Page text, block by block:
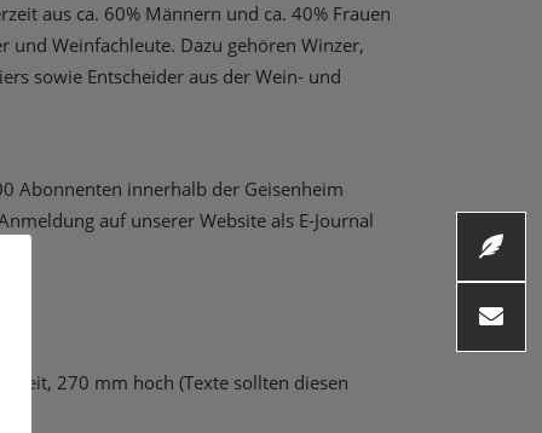
aus ca. 60% Männern und ca. 40% Frauen
und Weinfachleute. Dazu gehören Winzer,
sowie Entscheider aus der Wein- und
Abonnenten innerhalb der Geisenheim
auf unserer Website als E-Journal
270 mm hoch (Texte sollten diesen